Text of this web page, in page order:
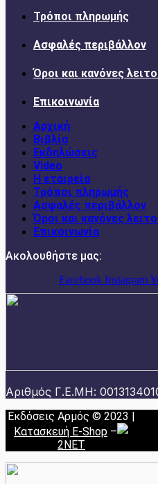
Τρόποι πληρωμής
Ασφαλές περιβάλλον
Όροι και κανόνες
Επικοινωνία
Αρχική
Βιβλία
Εκδηλώσεις
Video
Η εταιρεία
Τρόποι πληρωμής
Ασφαλές περιβάλλον
Όροι και κανόνες
Επικοινωνία
Ακολουθήστε μας:
Facebook Instagram
Αριθμός Γ.Ε.ΜΗ:
Εκδόσεις Αρμός © 2023 |
Κατασκευή E-Shop –
2NET